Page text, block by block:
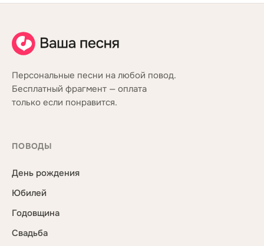
Персональные песни на любой повод.
Бесплатный фрагмент — оплата
только если понравится.
ПОВОДЫ
День рождения
Юбилей
Годовщина
Свадьба